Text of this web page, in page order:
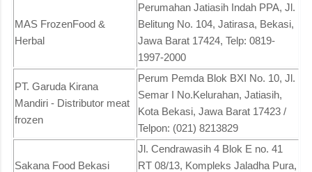
MAS FrozenFood &
Herbal
Perumahan Jatiasih Indah PPA, Jl.
Belitung No. 104, Jatirasa, Bekasi,
Jawa Barat 17424, Telp: 0819-
1997-2000
PT. Garuda Kirana
Mandiri - Distributor meat
frozen
Perum Pemda Blok BXI No. 10, Jl.
Semar I No.Kelurahan, Jatiasih,
Kota Bekasi, Jawa Barat 17423 /
Telpon: (021) 8213829
Sakana Food Bekasi
Jl. Cendrawasih 4 Blok E no. 41
RT 08/13, Kompleks Jaladha Pura,